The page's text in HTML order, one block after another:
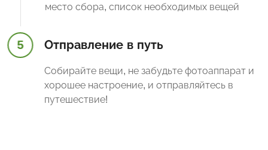
место сбора, список необходимых вещей
5 Отправление в путь
Собирайте вещи, не забудьте фотоаппарат и
хорошее настроение, и отправляйтесь в
путешествие!